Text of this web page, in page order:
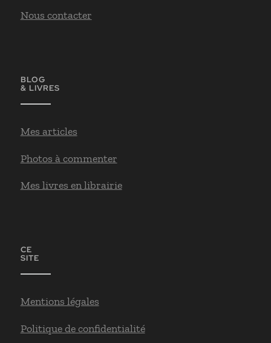
Nous contacter
BLOG
& LIVRES
Mes articles
Photos à commenter
Mes livres en librairie
CE
SITE
Mentions légales
Politique de confidentialité